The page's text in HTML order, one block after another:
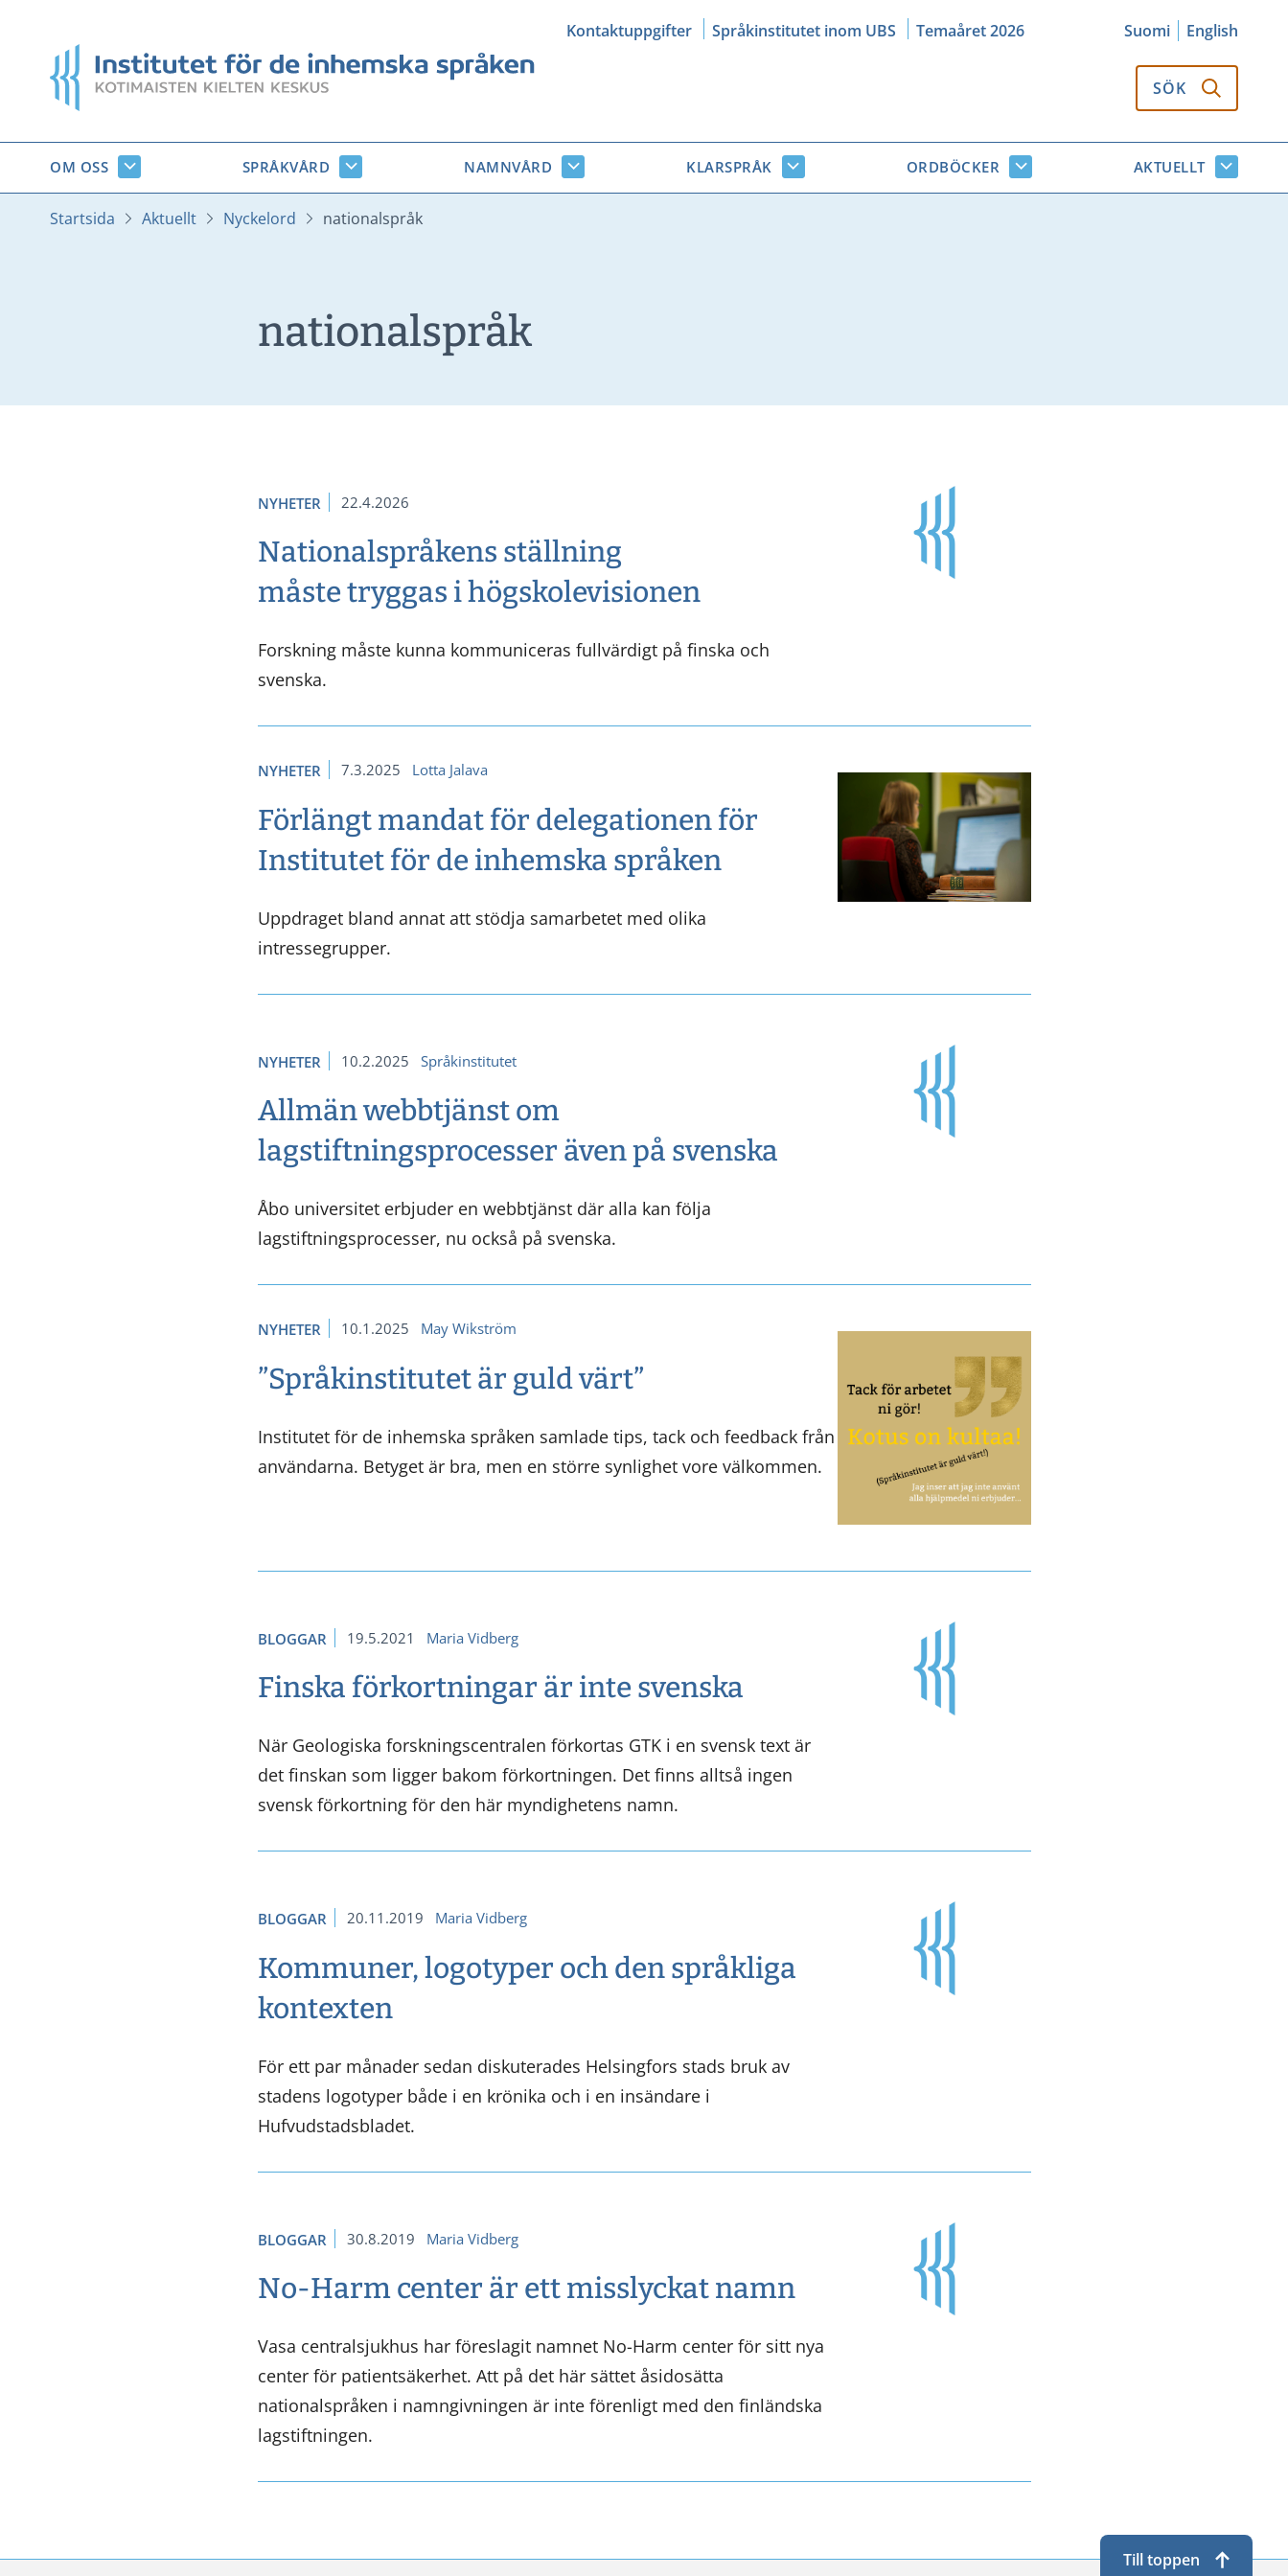
innehåll
Kontaktuppgifter Språkinstitutet inom UBS Temaåret 2026 Suomi
English
Startsida
SÖK
OM OSS
Om
oss
undersidor
SPRÅKVÅRD
Språkvård
undersidor
NAMNVÅRD
Namnvård
undersidor
KLARSPRÅK
Klarspråk
undersidor
ORDBÖCKER
Ordböcker
undersidor
AKTUELLT
Aktuellt
Startsida
Aktuellt Nyckelord nationalspråk
nationalspråk
NYHETER 22.4.2026
Nationalspråkens ställning
måste tryggas i högskolevisionen
Forskning måste kunna kommuniceras fullvärdigt på finska och
svenska.
NYHETER 7.3.2025 Lotta Jalava
Förlängt mandat för delegationen för
Institutet för de inhemska språken
Uppdraget bland annat att stödja samarbetet med olika
intressegrupper.
NYHETER 10.2.2025 Språkinstitutet
Allmän webbtjänst om
lagstiftningsprocesser även på svenska
Åbo universitet erbjuder en webbtjänst där alla kan följa
lagstiftningsprocesser, nu också på svenska.
NYHETER 10.1.2025 May Wikström
”Språkinstitutet är guld värt”
Institutet för de inhemska språken samlade tips, tack och feedback från
användarna. Betyget är bra, men en större synlighet vore välkommen.
BLOGGAR 19.5.2021 Maria Vidberg
Finska förkortningar är inte svenska
När Geologiska forskningscentralen förkortas GTK i en svensk text är
det finskan som ligger bakom förkortningen. Det finns alltså ingen
svensk förkortning för den här myndighetens namn.
BLOGGAR 20.11.2019 Maria Vidberg
Kommuner, logotyper och den språkliga
kontexten
För ett par månader sedan diskuterades Helsingfors stads bruk av
stadens logotyper både i en krönika och i en insändare i
Hufvudstadsbladet.
BLOGGAR 30.8.2019 Maria Vidberg
No-Harm center är ett misslyckat namn
Vasa centralsjukhus har föreslagit namnet No-Harm center för sitt nya
center för patientsäkerhet. Att på det här sättet åsidosätta
nationalspråken i namngivningen är inte förenligt med den finländska
lagstiftningen.
Till toppen